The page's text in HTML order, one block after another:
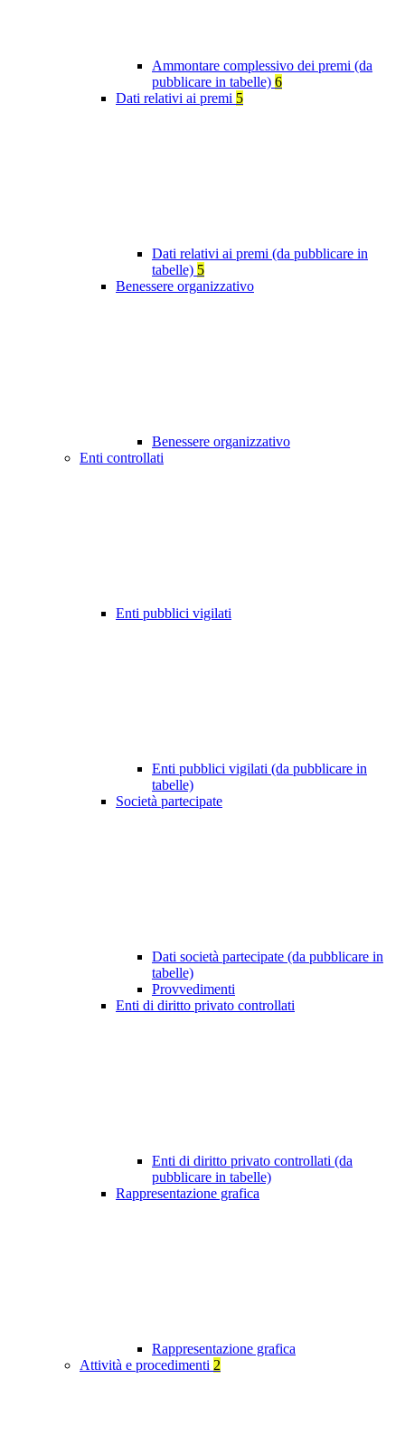
Ammontare complessivo dei premi (da
pubblicare in tabelle) 6
Dati relativi ai premi 5
Dati relativi ai premi (da pubblicare in
tabelle) 5
Benessere organizzativo
Benessere organizzativo
Enti controllati
Enti pubblici vigilati
Enti pubblici vigilati (da pubblicare in
tabelle)
Società partecipate
Dati società partecipate (da pubblicare in
tabelle)
Provvedimenti
Enti di diritto privato controllati
Enti di diritto privato controllati (da
pubblicare in tabelle)
Rappresentazione grafica
Rappresentazione grafica
Attività e procedimenti 2